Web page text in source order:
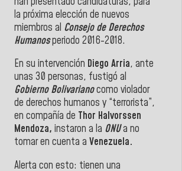
la próxima elección de nuevos
miembros al Consejo de Derechos
Humanosperiodo 2016-2018.
En su intervención Diego Arria, ante
unas 30 personas, fustigó al
Gobierno Bolivarianocomo violador
de derechos humanos y “terrorista”,
en compañía de Thor Halvorssen
Mendoza, instaron a la ONUa no
tomar en cuenta a Venezuela.
Alerta con esto: tienen una